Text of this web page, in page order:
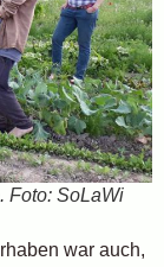
Foto: SoLaWi
war auch,